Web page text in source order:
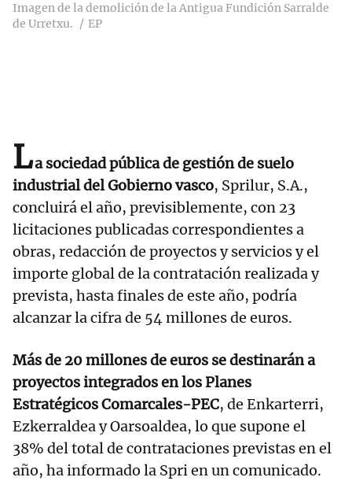
Imagen de la demolición de la Antigua Fundición Sarralde
de Urretxu.
EP
La sociedad pública de gestión de suelo
industrial del Gobierno vasco, Sprilur, S.A.,
concluirá el año, previsiblemente, con 23
licitaciones publicadas correspondientes a
obras, redacción de proyectos y servicios y el
importe global de la contratación realizada y
prevista, hasta finales de este año, podría
alcanzar la cifra de 54 millones de euros.
Más de 20 millones de euros se destinarán a
proyectos integrados en los Planes
Estratégicos Comarcales-PEC, de Enkarterri,
Ezkerraldea y Oarsoaldea, lo que supone el
38% del total de contrataciones previstas en el
año, ha informado la Spri en un comunicado.